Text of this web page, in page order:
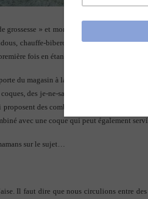
grossesse » et mon petit ventre « qui ne se
chauffe-biberons, tables à langer,
fois en étant enceinte !
du magasin à la recherche des landaus
des je-ne-sais-quoi… je suis
des combinés « 3 en 1 » comme
avec une coque qui peut également
sur le sujet…
Il faut dire que nous circulions entre